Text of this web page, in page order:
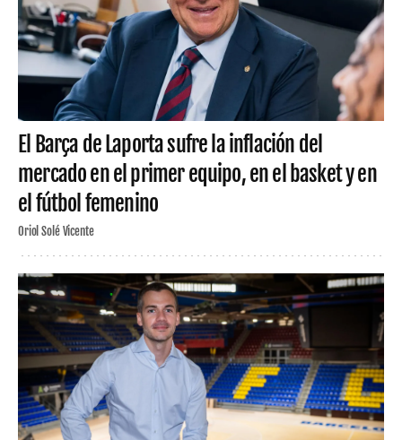
El Barça de Laporta sufre la inflación del
mercado en el primer equipo, en el basket y en
el fútbol femenino
Oriol Solé Vicente